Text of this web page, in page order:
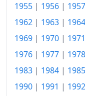
1968
1969
1970
1971
1955 | 1956 | 1957
1962 | 1963 | 1964
1969 | 1970 | 1971
1976 | 1977 | 1978
1983 | 1984 | 1985
1990 | 1991 | 1992